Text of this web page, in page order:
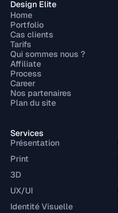
Design Elite
Home
Portfolio
Cas clients
Tarifs
Qui sommes nous ?
Affiliate
Process
Career
Nos partenaires
Plan du site
Services
Présentation
Print
3D
UX/UI
Identité Visuelle